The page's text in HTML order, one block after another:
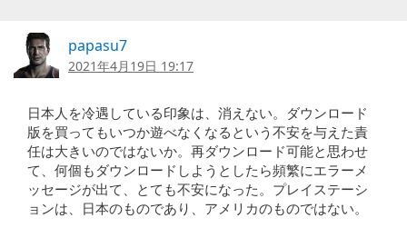
papasu7
2021年4月19日 19:17
日本人を冷遇している印象は、消えない。ダウンロード
版を買ってもいつか遊べなくなるという不安を与えた責
任は大きいのではないか。再ダウンロード可能と思わせ
て、何個もダウンロードしようとしたら頻繁にエラーメ
ッセージが出て、とても不安になった。プレイステーシ
ョンは、日本のものであり、アメリカのものではない。